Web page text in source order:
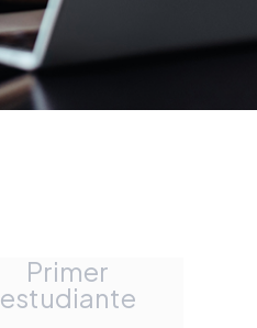
Primer
estudiante